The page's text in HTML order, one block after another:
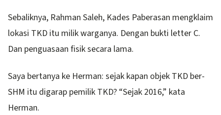
Sebaliknya, Rahman Saleh, Kades Paberasan mengklaim
lokasi TKD itu milik warganya. Dengan bukti letter C.
Dan penguasaan fisik secara lama.
Saya bertanya ke Herman: sejak kapan objek TKD ber-
SHM itu digarap pemilik TKD? “Sejak 2016,” kata
Herman.